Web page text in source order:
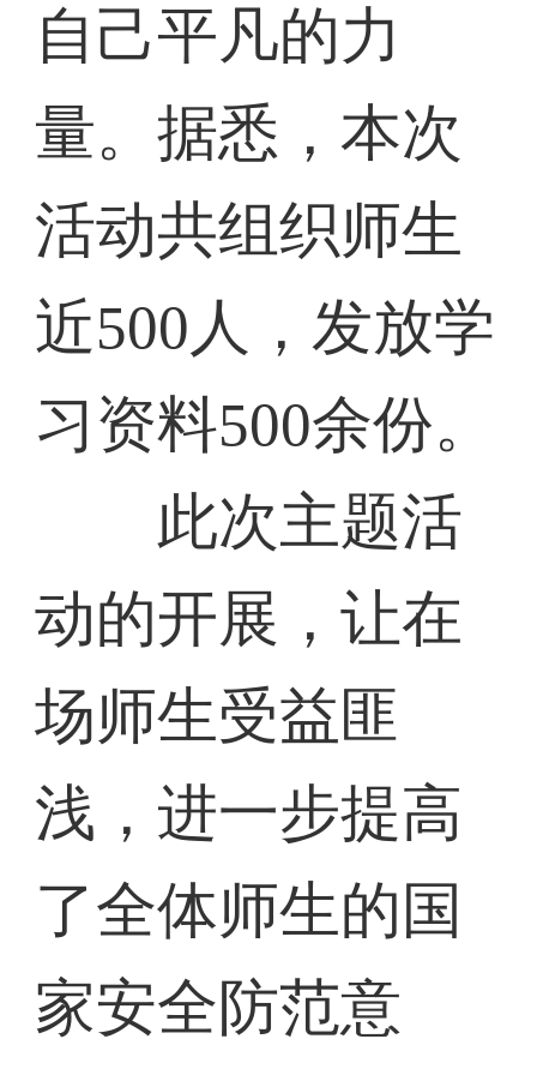
自己平凡的力
量。据悉，本次
活动共组织师生
近500人，发放学
习资料500余份。
此次主题活
动的开展，让在
场师生受益匪
浅，进一步提高
了全体师生的国
家安全防范意